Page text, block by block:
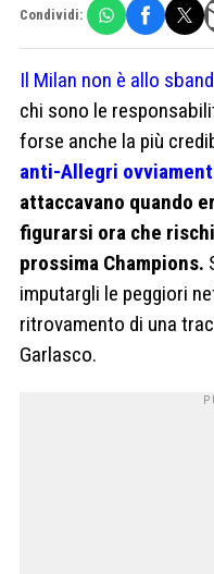
Condividi:
Il Milan non è allo
chi sono le
forse anche la più
anti-Allegri
attaccavano quando
figurarsi ora che
prossima Champions.
imputargli le peggiori
ritrovamento di una
Garlasco.